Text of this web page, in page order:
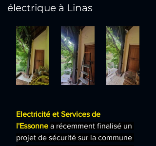
électrique à Linas
Electricité et Services de
l'Essonne a récemment finalisé un
projet de sécurité sur la commune